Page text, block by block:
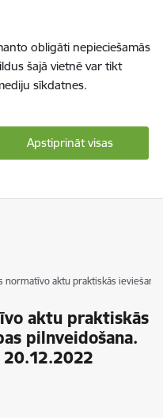
obligāti nepieciešamās
šajā vietnē var tikt
sīkdatnes.
Apstiprināt visas
normatīvo aktu praktiskās
aktu praktiskās
pilnveidošana.